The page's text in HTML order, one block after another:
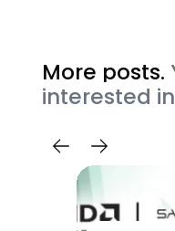
More posts.
interested